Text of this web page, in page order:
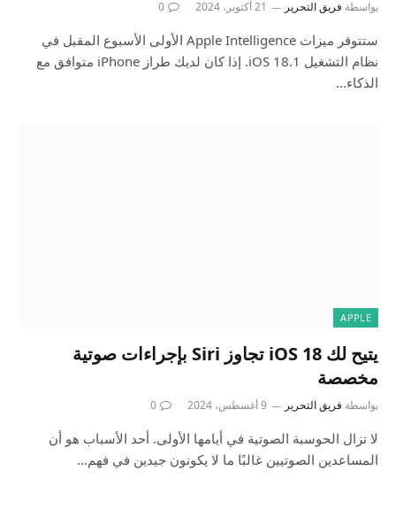
بواسطة فريق التحرير 21 أكتوبر، 2024 0
ستتوفر ميزات Apple Intelligence الأولى الأسبوع المقبل في
نظام التشغيل iOS 18.1. إذا كان لديك طراز iPhone متوافق مع
الذكاء…
APPLE
يتيح لك iOS 18 تجاوز Siri بإجراءات صوتية
مخصصة
بواسطة فريق التحرير 9 أغسطس، 2024 0
لا تزال الحوسبة الصوتية في أيامها الأولى. أحد الأسباب هو أن
المساعدين الصوتيين غالبًا ما لا يكونون جيدين في فهم…